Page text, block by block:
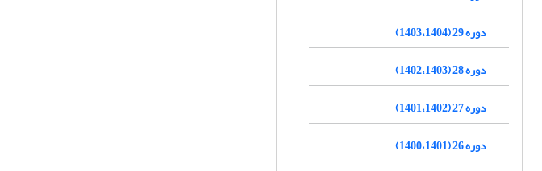
دوره 29 (1403،1404)
دوره 28 (1402،1403)
دوره 27 (1401،1402)
دوره 26 (1400،1401)